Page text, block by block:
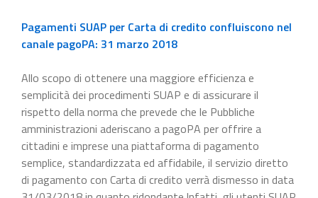
Pagamenti SUAP per Carta di credito confluiscono nel
canale pagoPA: 31 marzo 2018
Allo scopo di ottenere una maggiore efficienza e
semplicità dei procedimenti SUAP e di assicurare il
rispetto della norma che prevede che le Pubbliche
amministrazioni aderiscano a pagoPA per offrire a
cittadini e imprese una piattaforma di pagamento
semplice, standardizzata ed affidabile, il servizio diretto
di pagamento con Carta di credito verrà dismesso in data